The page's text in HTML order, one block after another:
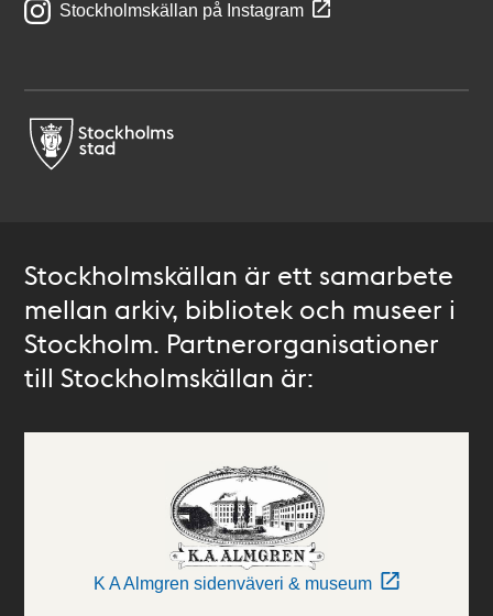
Stockholmskällan på Instagram
Stockholmskällan är ett samarbete
mellan arkiv, bibliotek och museer i
Stockholm. Partnerorganisationer
till Stockholmskällan är:
K A Almgren sidenväveri & museum